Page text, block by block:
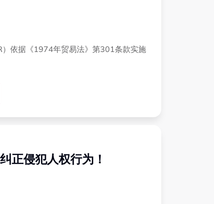
依据《1974年贸易法》第301条款实施
条款估计的33%。
，因此于7月24日同步失效。
正侵犯人权行为！